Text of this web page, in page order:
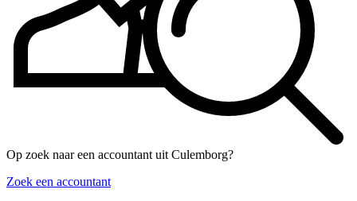
Op zoek naar een accountant uit Culemborg?
Zoek een accountant